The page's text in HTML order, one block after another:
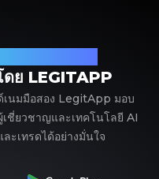
ย LEGITAPP
นมมือสอง LegitApp มอบ
ชี่ยวชาญและเทคโนโลยี AI
ะเทรดได้อย่างมั่นใจ